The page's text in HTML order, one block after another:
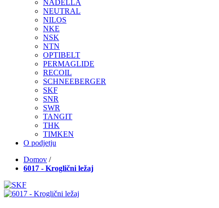
NADELLA
NEUTRAL
NILOS
NKE
NSK
NTN
OPTIBELT
PERMAGLIDE
RECOIL
SCHNEEBERGER
SKF
SNR
SWR
TANGIT
THK
TIMKEN
O podjetju
Domov /
6017 - Kroglični ležaj